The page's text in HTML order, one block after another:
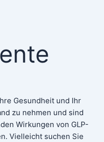
Gesundheit und Ihr
zu nehmen und sind
Wirkungen von GLP-
Vielleicht suchen Sie